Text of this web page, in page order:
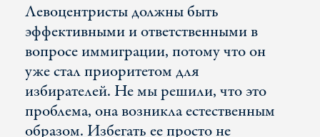
Левоцентристы должны быть
эффективными и ответственными в
вопросе иммиграции, потому что он
уже стал приоритетом для
избирателей. Не мы решили, что это
проблема, она возникла естественным
образом. Избегать ее просто не